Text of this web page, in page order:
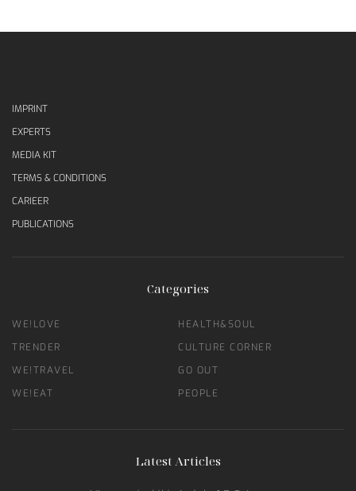
IMPRINT
EXPERTS
MEDIA KIT
TERMS & CONDITIONS
CARIEER
PUBLICATIONS
Categories
WE!LOVE
TRENDER
WE!TRAVEL
WE!EAT
HEALTH&SOUL
CULTURE CORNER
GO OUT
PEOPLE
Latest Articles